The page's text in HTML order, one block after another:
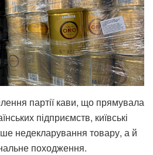
партії кави, що прямувала
підприємств, київські
недекларування товару, а й
походження.